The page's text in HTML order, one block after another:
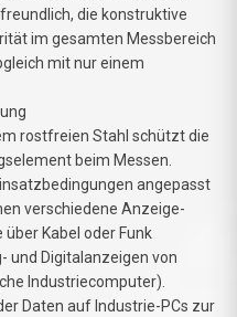
die konstruktive
im gesamten Messbereich
mit nur einem
rostfreien Stahl schützt die
beim Messen.
angepasst
verschiedene Anzeige-
Kabel oder Funk
und Digitalanzeigen von
Industriecomputer).
Daten auf Industrie-PCs zur